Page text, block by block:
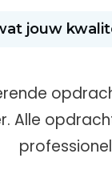
jouw
Alle